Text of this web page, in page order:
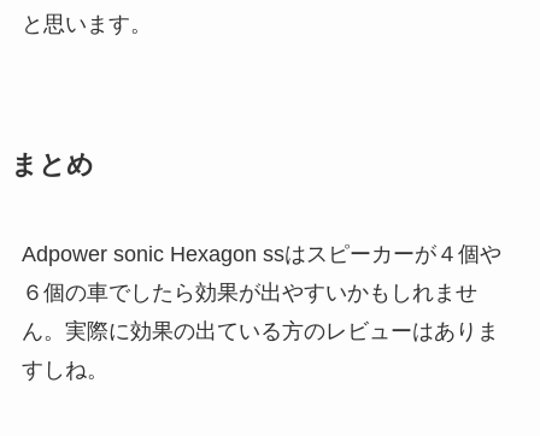
と思います。
まとめ
Adpower sonic Hexagon ssはスピーカーが４個や
６個の車でしたら効果が出やすいかもしれませ
ん。実際に効果の出ている方のレビューはありま
すしね。